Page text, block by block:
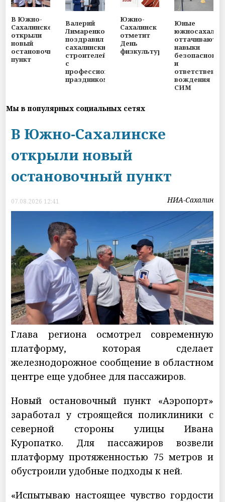
В Южно-
Сахалинске
открыли
новый
остановочный
пункт
Валерий
Лимаренко
поздравил
сахалинских
строителей
с
профессиональным
праздником
Южно-
Сахалинск
отметит
День
физкультурника
Юные
оттачивают
навыки
безопасного
и
вождения
СИМ
Мы в популярных социальных сетях
В Южно-Сахалинске
открыли новый
остановочный пункт
07.08.2026 12:41 НИА-Сахалин
Глава региона осмотрел современную
платформу, которая сделает
железнодорожное сообщение в областном
центре еще удобнее для пассажиров.
Новый остановочный пункт «Аэропорт»
заработал у строящейся поликлиники с
северной стороны улицы Ивана
Куропатко. Для пассажиров возвели
платформу протяженностью 75 метров и
обустроили удобные подходы к ней.
«Испытываю настоящее чувство гордости